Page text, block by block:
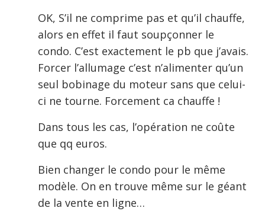
OK, S’il ne comprime pas et qu’il chauffe,
alors en effet il faut soupçonner le
condo. C’est exactement le pb que j’avais.
Forcer l’allumage c’est n’alimenter qu’un
seul bobinage du moteur sans que celui-
ci ne tourne. Forcement ca chauffe !
Dans tous les cas, l’opération ne coûte
que qq euros.
Bien changer le condo pour le même
modèle. On en trouve même sur le géant
de la vente en ligne…